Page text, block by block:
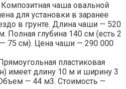
Композитная чаша овальной
для установки в заранее
в грунте. Длина чаши — 520
Полная глубина 140 см (есть 2
75 см). Цена чаши — 290 000
пластиковая
имеет длину 10 м и ширину 3
— 44 м3. Стоимость —